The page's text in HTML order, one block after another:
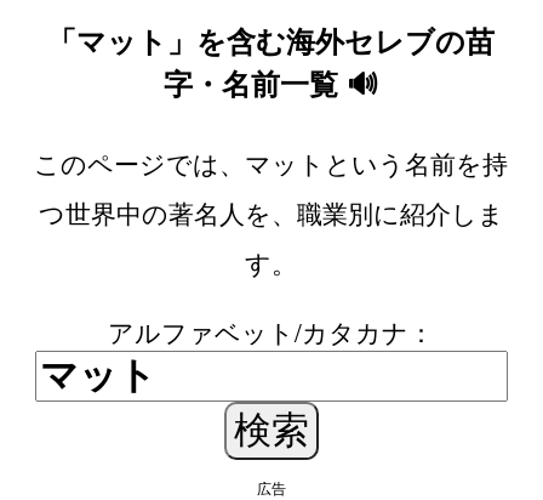
「マット」を含む海外セレブの苗
字・名前一覧 🔊
このページでは、マットという名前を持
つ世界中の著名人を、職業別に紹介しま
す。
アルファベット/カタカナ：
広告